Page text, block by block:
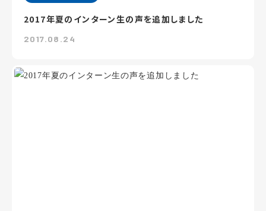
2017年夏のインターン生の声を追加しました
2017.08.24